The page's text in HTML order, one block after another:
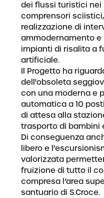
dei flussi turistici nei
comprensori
realizzazione di
ammodernamento
impianti di risalita a
artificiale.
Il Progetto ha
dell'obsoleta
con una moderna e
automatica a 10
di attesa alla
trasporto di bambini
Di conseguenza
libero e
valorizzata
fruizione di tutto il
compresa l’area
santuario di S.Croce.